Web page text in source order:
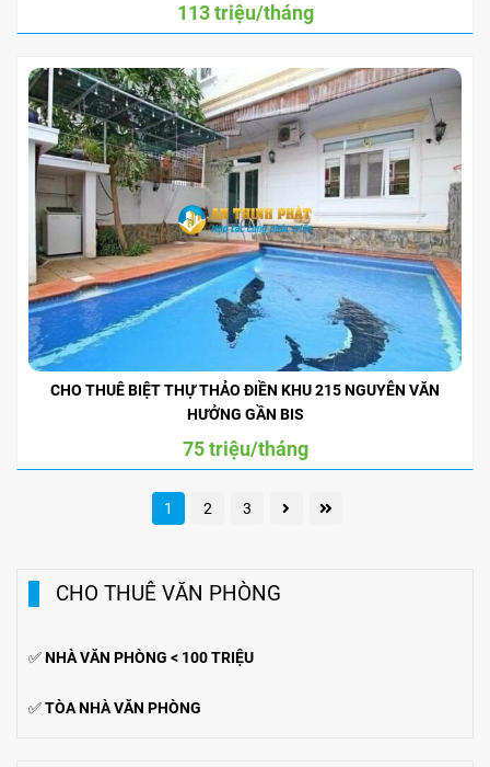
113 triệu/tháng
CHO THUÊ BIỆT THỰ THẢO ĐIỀN KHU 215 NGUYỄN VĂN
HƯỞNG GẦN BIS
75 triệu/tháng
1 2 3
CHO THUÊ VĂN PHÒNG
✅NHÀ VĂN PHÒNG < 100 TRIỆU
✅TÒA NHÀ VĂN PHÒNG